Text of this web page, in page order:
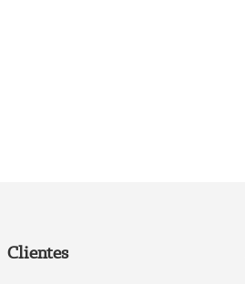
Clientes